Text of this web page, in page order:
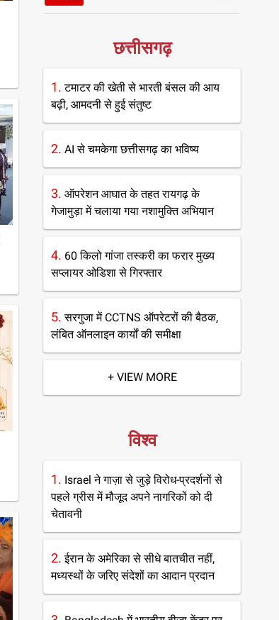
छत्तीसगढ़
1.टमाटर की खेती से भारती बंसल की आय
बढ़ी, आमदनी से हुई संतुष्ट
2.AI से चमकेगा छत्तीसगढ़ का भविष्य
3.ऑपरेशन आघात के तहत रायगढ़ के
गेजामुड़ा में चलाया गया नशामुक्ति अभियान
4. 60 किलो गांजा तस्करी का फरार मुख्य
सप्लायर ओडिशा से गिरफ्तार
5.सरगुजा में CCTNS ऑपरेटरों की बैठक,
लंबित ऑनलाइन कार्यों की समीक्षा
+ VIEW MORE
विश्व
1. Israel ने गाज़ा से जुड़े विरोध-प्रदर्शनों से
पहले ग्रीस में मौजूद अपने नागरिकों को दी
चेतावनी
2.ईरान के अमेरिका से सीधे बातचीत नहीं,
मध्यस्थों के जरिए संदेशों का आदान प्रदान